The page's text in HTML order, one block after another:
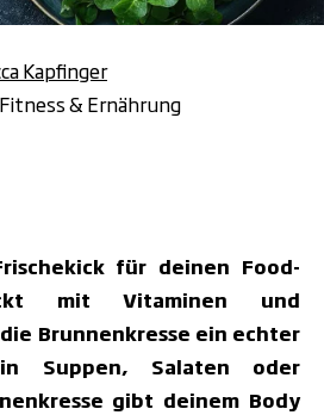
Kapfinger
& Ernährung
für deinen Food-
mit Vitaminen und
Brunnenkresse ein echter
Suppen, Salaten oder
gibt deinem Body